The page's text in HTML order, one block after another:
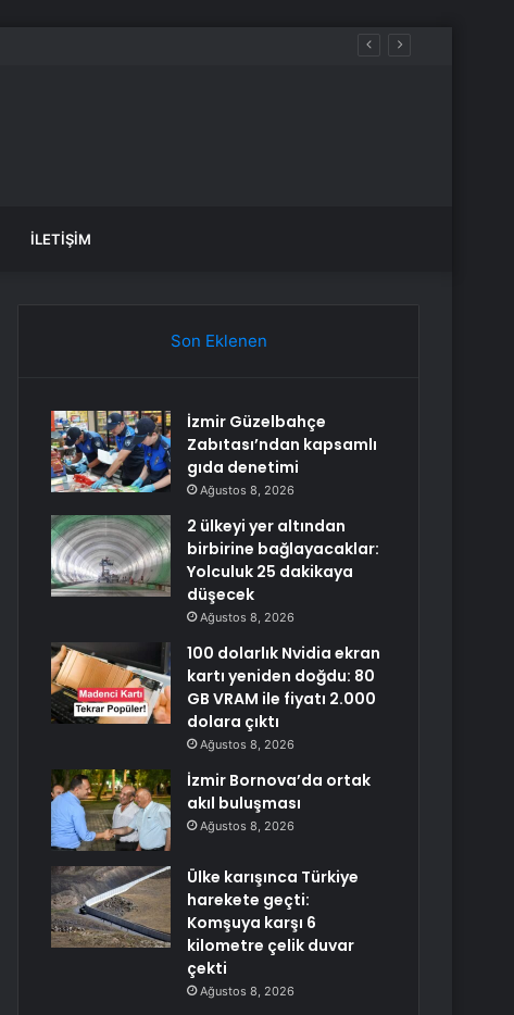
İLETIŞIM
Son Eklenen
İzmir Güzelbahçe
Zabıtası’ndan kapsamlı
gıda denetimi
Ağustos 8, 2026
2 ülkeyi yer altından
birbirine bağlayacaklar:
Yolculuk 25 dakikaya
düşecek
Ağustos 8, 2026
100 dolarlık Nvidia ekran
kartı yeniden doğdu: 80
GB VRAM ile fiyatı 2.000
dolara çıktı
Ağustos 8, 2026
İzmir Bornova’da ortak
akıl buluşması
Ağustos 8, 2026
Ülke karışınca Türkiye
harekete geçti:
Komşuya karşı 6
kilometre çelik duvar
çekti
Ağustos 8, 2026